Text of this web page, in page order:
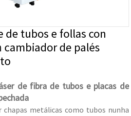
de tubos e follas con
cambiador de palés
de fibra de tubos e placas de
metálicas como tubos nunha